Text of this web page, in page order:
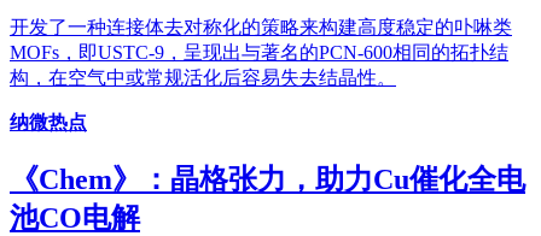
开发了一种连接体去对称化的策略来构建高度稳定的卟啉类
MOFs，即USTC-9，呈现出与著名的PCN-600相同的拓扑结
构，在空气中或常规活化后容易失去结晶性。
纳微热点
《Chem》：晶格张力，助力Cu催化全电
池CO电解